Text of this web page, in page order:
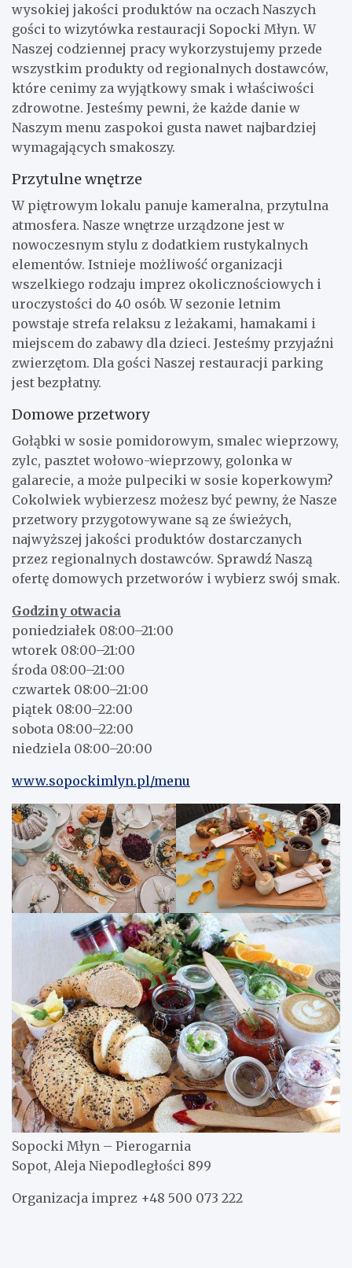
wysokiej jakości produktów na oczach Naszych
gości to wizytówka restauracji Sopocki Młyn. W
Naszej codziennej pracy wykorzystujemy przede
wszystkim produkty od regionalnych dostawców,
które cenimy za wyjątkowy smak i właściwości
zdrowotne. Jesteśmy pewni, że każde danie w
Naszym menu zaspokoi gusta nawet najbardziej
wymagających smakoszy.
Przytulne wnętrze
W piętrowym lokalu panuje kameralna, przytulna
atmosfera. Nasze wnętrze urządzone jest w
nowoczesnym stylu z dodatkiem rustykalnych
elementów. Istnieje możliwość organizacji
wszelkiego rodzaju imprez okolicznościowych i
uroczystości do 40 osób. W sezonie letnim
powstaje strefa relaksu z leżakami, hamakami i
miejscem do zabawy dla dzieci. Jesteśmy przyjaźni
zwierzętom. Dla gości Naszej restauracji parking
jest bezpłatny.
Domowe przetwory
Gołąbki w sosie pomidorowym, smalec wieprzowy,
zylc, pasztet wołowo-wieprzowy, golonka w
galarecie, a może pulpeciki w sosie koperkowym?
Cokolwiek wybierzesz możesz być pewny, że Nasze
przetwory przygotowywane są ze świeżych,
najwyższej jakości produktów dostarczanych
przez regionalnych dostawców. Sprawdź Naszą
ofertę domowych przetworów i wybierz swój smak.
Godziny otwacia
poniedziałek 08:00–21:00
wtorek 08:00–21:00
środa 08:00–21:00
czwartek 08:00–21:00
piątek 08:00–22:00
sobota 08:00–22:00
niedziela 08:00–20:00
www.sopockimlyn.pl/menu
Sopocki Młyn – Pierogarnia
Sopot, Aleja Niepodległości 899
Organizacja imprez +48 500 073 222